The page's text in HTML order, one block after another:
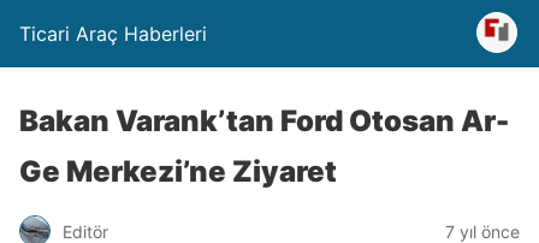
Ticari Araç Haberleri
Bakan Varank’tan Ford Otosan Ar-
Ge Merkezi’ne Ziyaret
Editör 7 yıl önce